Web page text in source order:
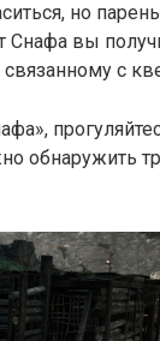
но
Снафа вы
с
обнаружить